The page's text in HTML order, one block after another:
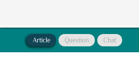
Article Question Chat